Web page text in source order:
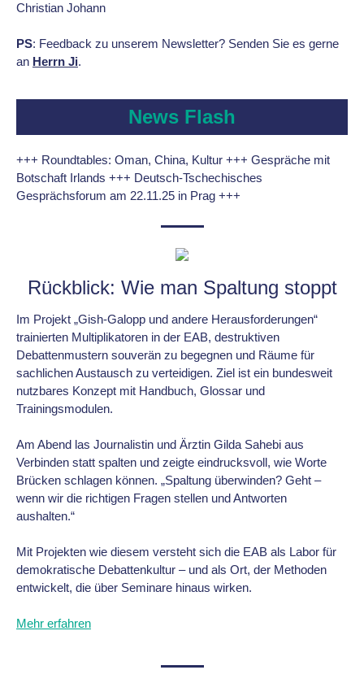
Christian Johann
PS: Feedback zu unserem Newsletter? Senden Sie es gerne
an Herrn Ji.
News Flash
+++ Roundtables: Oman, China, Kultur +++ Gespräche mit
Botschaft Irlands +++ Deutsch-Tschechisches
Gesprächsforum am 22.11.25 in Prag +++
Rückblick: Wie man Spaltung stoppt
Im Projekt „Gish-Galopp und andere Herausforderungen“
trainierten Multiplikatoren in der EAB, destruktiven
Debattenmustern souverän zu begegnen und Räume für
sachlichen Austausch zu verteidigen. Ziel ist ein bundesweit
nutzbares Konzept mit Handbuch, Glossar und
Trainingsmodulen.
Am Abend las Journalistin und Ärztin Gilda Sahebi aus
Verbinden statt spalten und zeigte eindrucksvoll, wie Worte
Brücken schlagen können. „Spaltung überwinden? Geht –
wenn wir die richtigen Fragen stellen und Antworten
aushalten.“
Mit Projekten wie diesem versteht sich die EAB als Labor für
demokratische Debattenkultur – und als Ort, der Methoden
entwickelt, die über Seminare hinaus wirken.
Mehr erfahren